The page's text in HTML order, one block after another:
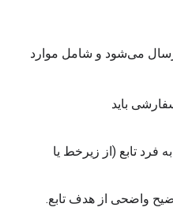
ارسال می‌شود و شامل موارد
باید
فرد تابع (از زیرخط یا
واضحی از هدف تابع.